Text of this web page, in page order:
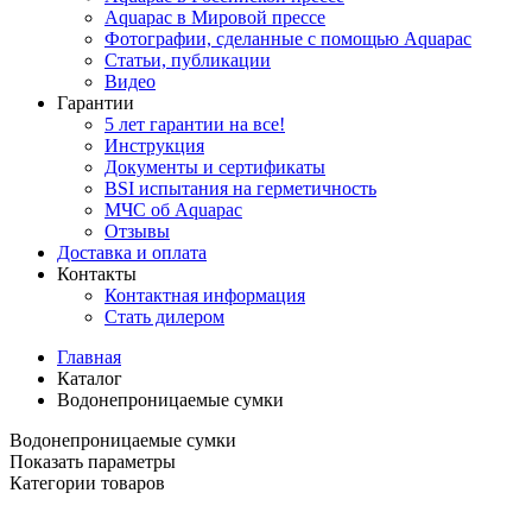
Aquapac в Мировой прессе
Фотографии, сделанные с помощью Aquapac
Статьи, публикации
Видео
Гарантии
5 лет гарантии на все!
Инструкция
Документы и сертификаты
BSI испытания на герметичность
МЧС об Aquapac
Отзывы
Доставка и оплата
Контакты
Контактная информация
Стать дилером
Главная
Каталог
Водонепроницаемые сумки
Водонепроницаемые сумки
Показать параметры
Категории товаров